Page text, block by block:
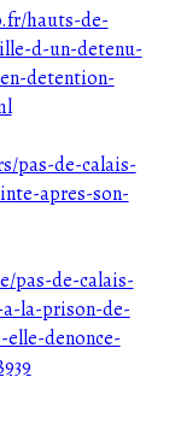
hauts-de-
d-un-detenu-
detention-
pas-de-calais-
apres-son-
pas-de-calais-
la-prison-de-
denonce-